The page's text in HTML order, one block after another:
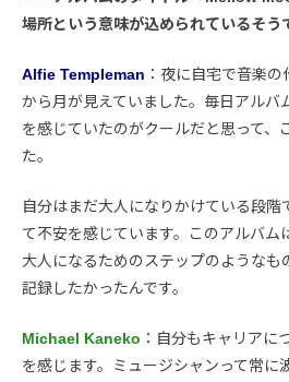
場所という意味が込められているそう
Alfie Templeman ：夜に自宅で音楽
から月が見えていました。毎日アルバ
を感じていたのがクールだと思って、
た。
自分はまだ大人になりかけている段階
て不安を感じています。このアルバム
大人になるためのステップのようなも
記録したかったんです。
Michael Kaneko ：自分もキャリアに
を感じます。ミュージシャンって常に